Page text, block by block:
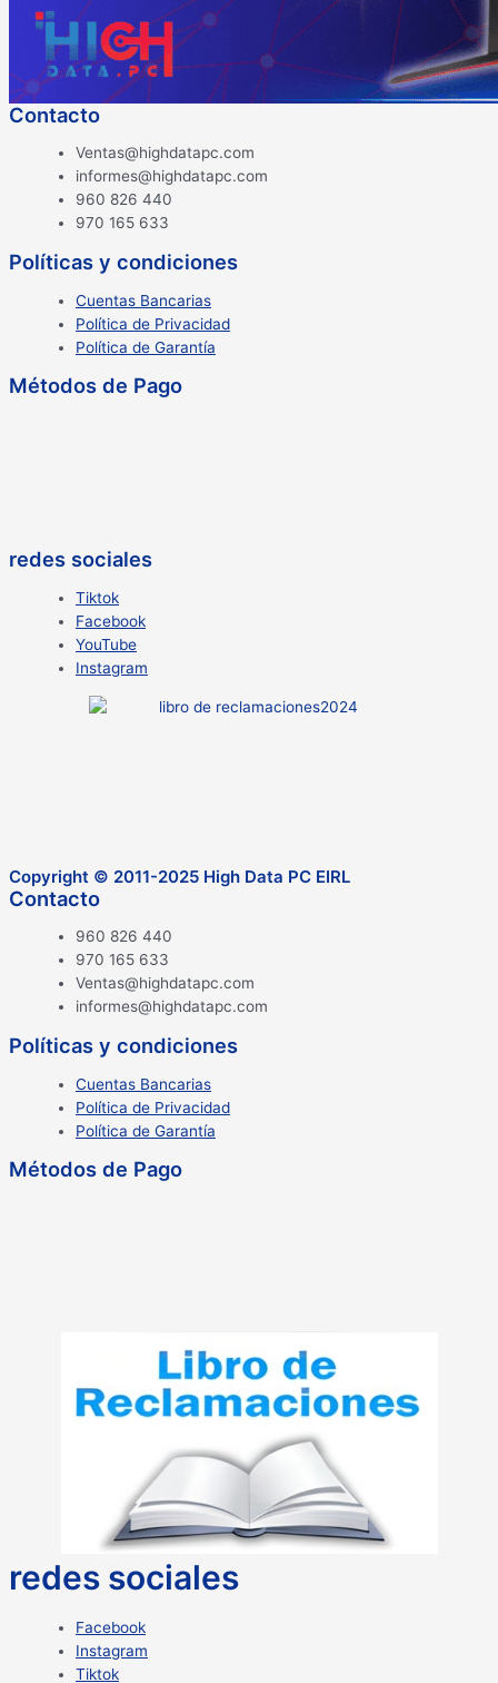
Contacto
Ventas@highdatapc.com
informes@highdatapc.com
960 826 440
970 165 633
Políticas y condiciones
Cuentas Bancarias
Política de Privacidad
Política de Garantía
Métodos de Pago
redes sociales
Tiktok
Facebook
YouTube
Instagram
Copyright © 2011-2025 High Data PC EIRL
Contacto
960 826 440
970 165 633
Ventas@highdatapc.com
informes@highdatapc.com
Políticas y condiciones
Cuentas Bancarias
Política de Privacidad
Política de Garantía
Métodos de Pago
redes sociales
Facebook
Instagram
Tiktok